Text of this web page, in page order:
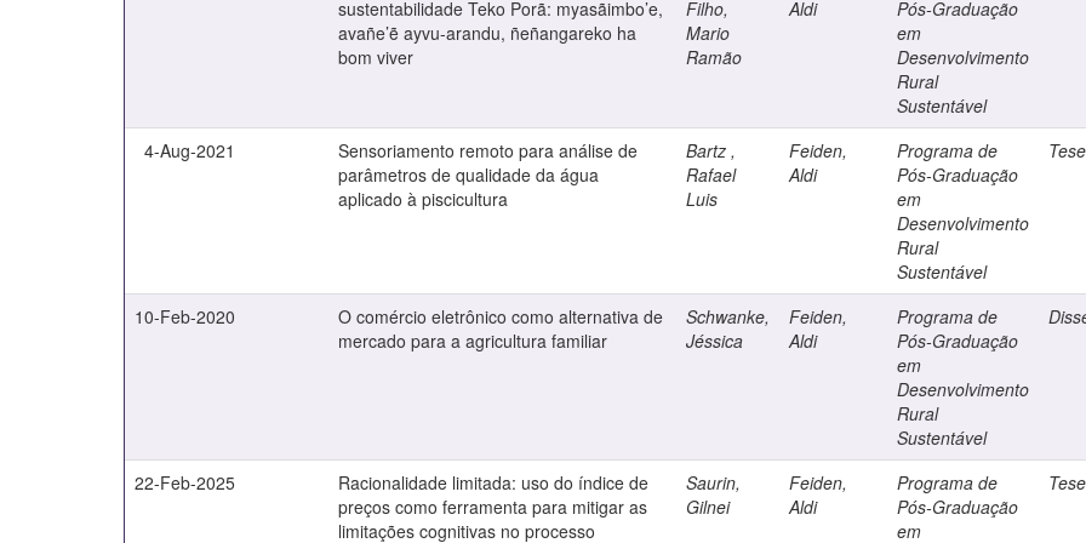
sustentabilidade Teko Porã: myasãimbo’e,
avañe’ẽ ayvu-arandu, ñeñangareko ha
bom viver
Filho,
Mario
Ramão
Aldi
Pós-Graduação
em
Desenvolvimento
Rural
Sustentável
4-Aug-2021
Sensoriamento remoto para análise de
parâmetros de qualidade da água
aplicado à piscicultura
Bartz ,
Rafael
Luis
Feiden,
Aldi
Programa de
Pós-Graduação
em
Desenvolvimento
Rural
Sustentável
Tese
10-Feb-2020
O comércio eletrônico como alternativa de
mercado para a agricultura familiar
Schwanke,
Jéssica
Feiden,
Aldi
Programa de
Pós-Graduação
em
Desenvolvimento
Rural
Sustentável
22-Feb-2025
Racionalidade limitada: uso do índice de
preços como ferramenta para mitigar as
limitações cognitivas no processo
Saurin,
Gilnei
Feiden,
Aldi
Programa de
Pós-Graduação
em
Tese